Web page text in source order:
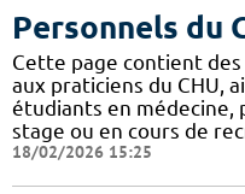
Personnels du
Cette page contient
aux praticiens du CHU,
étudiants en médecine,
stage ou en cours de
18/02/2026 15:25